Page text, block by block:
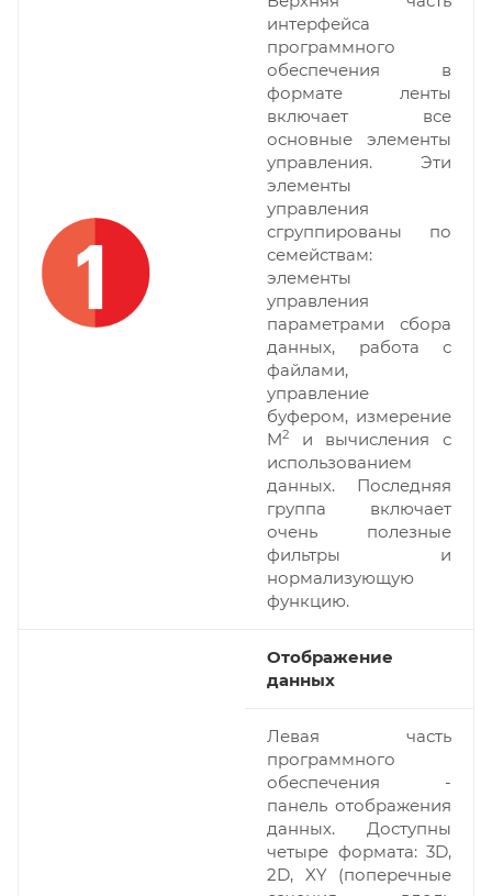
интерфейса
программного
обеспечения в
формате ленты
включает все
основные элементы
управления. Эти
элементы
управления
сгруппированы по
семействам:
элементы
управления
параметрами сбора
данных, работа с
файлами,
управление
буфером, измерение
M2
и вычисления с
использованием
данных. Последняя
группа включает
очень полезные
фильтры и
нормализующую
функцию.
Отображение
данных
Левая часть
программного
обеспечения -
панель отображения
данных. Доступны
четыре формата: 3D,
2D, XY (поперечные